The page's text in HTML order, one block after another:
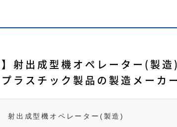
】射出成型機オペレーター(製
ラスチック製品の製造メーカ
射出成型機オペレーター(製造)